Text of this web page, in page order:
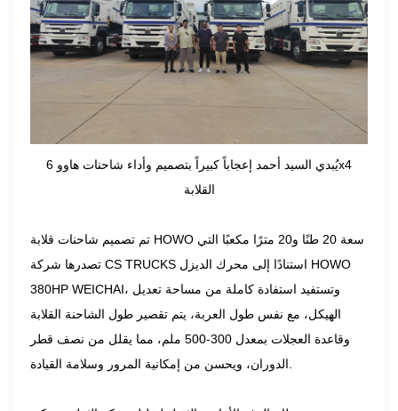
يُبدي السيد أحمد إعجاباً كبيراً بتصميم وأداء شاحنات هاوو 6x4
القلابة
تم تصميم شاحنات قلابة HOWO سعة 20 طنًا و20 مترًا مكعبًا التي
تصدرها شركة CS TRUCKS استنادًا إلى محرك الديزل HOWO
380HP WEICHAI، وتستفيد استفادة كاملة من مساحة تعديل
الهيكل، مع نفس طول العربة، يتم تقصير طول الشاحنة القلابة
وقاعدة العجلات بمعدل 300-500 ملم، مما يقلل من نصف قطر
الدوران، ويحسن من إمكانية المرور وسلامة القيادة.